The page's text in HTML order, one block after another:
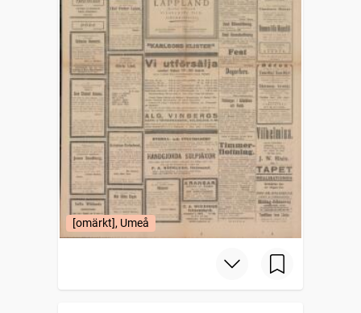
[omärkt], Umeå